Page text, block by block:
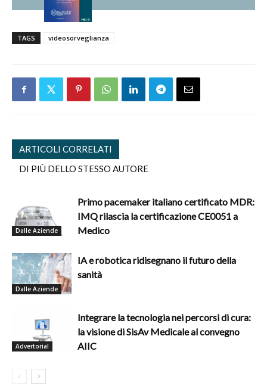
TAGS videosorveglianza
ARTICOLI CORRELATI
DI PIÙ DELLO STESSO AUTORE
Dalle Aziende
Primo pacemaker italiano certificato MDR:
IMQ rilascia la certificazione CE0051 a
Medico
Dalle Aziende
IA e robotica ridisegnano il futuro della
sanità
Advertorial
Integrare la tecnologia nei percorsi di cura:
la visione di SisAv Medicale al convegno
AIIC